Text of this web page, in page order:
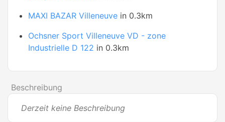
MAXI BAZAR Villeneuve in 0.3km
Ochsner Sport Villeneuve VD - zone
Industrielle D 122 in 0.3km
Beschreibung
Derzeit keine Beschreibung